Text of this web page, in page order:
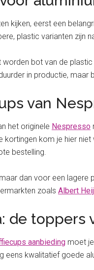
kijken, eerst een
plastic varianten zijn
worden bot van de
in productie,
van
het originele Nespresso
kortingen kom je hier
bestelling.
dan voor een lagere
zoals Albert
de
aanbieding moet
eens kwalitatief goede